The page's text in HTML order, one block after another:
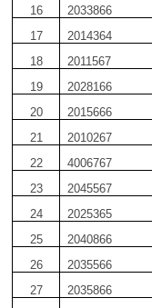
16
2033866
17
2014364
18
2011567
19
2028166
20
2015666
21
2010267
22
4006767
23
2045567
24
2025365
25
2040866
26
2035566
27
2035866